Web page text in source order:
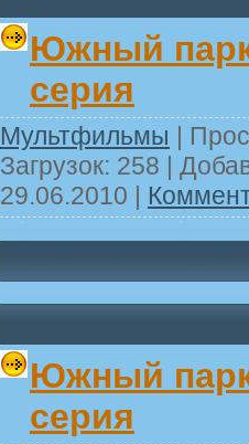
Южный парк
серия
Мультфильмы |
Загрузок: 258 |
29.06.2010 |
Южный парк
серия